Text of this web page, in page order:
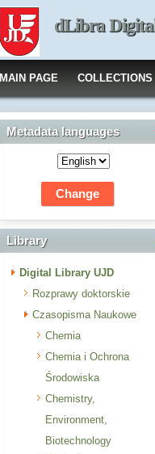
dLibra
MAIN PAGE COLLECTIONS
Metadata languages
Library
Digital Library UJD
Rozprawy doktorskie
Czasopisma Naukowe
Chemia
Chemia i Ochrona
Środowiska
Chemistry,
Environment,
Biotechnology